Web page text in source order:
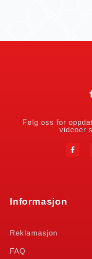
Følg oss for
videoer
Informasjon
Reklamasjon
FAQ